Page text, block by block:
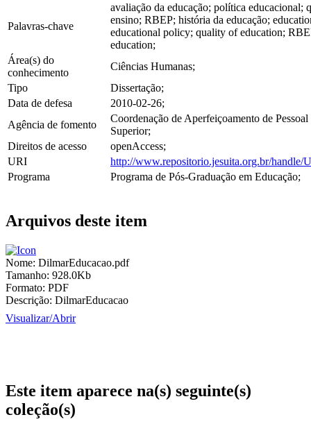
Palavras-chave
avaliação da educação; política educacional;
ensino; RBEP; história da educação;
educational policy; quality of education;
education;
Área(s) do
conhecimento
Ciências Humanas;
Tipo
Dissertação;
Data de defesa
2010-02-26;
Agência de fomento
Coordenação de Aperfeiçoamento de
Superior;
Direitos de acesso
openAccess;
URI
http://www.repositorio.jesuita.org.br/handle/
Programa
Programa de Pós-Graduação em Educação;
Arquivos deste item
Nome: DilmarEducacao.pdf
Tamanho: 928.0Kb
Formato: PDF
Descrição: DilmarEducacao
Visualizar/Abrir
Este item aparece na(s) seguinte(s)
coleção(s)